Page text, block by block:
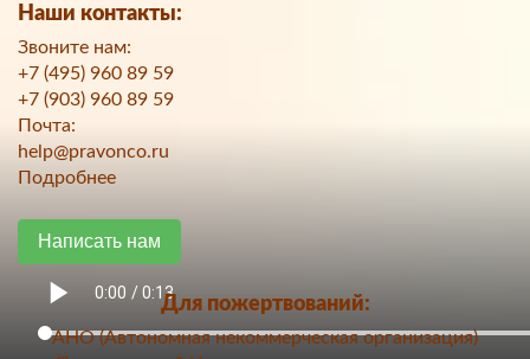
Наши контакты:
Звоните нам:
+7 (495) 960 89 59
+7 (903) 960 89 59
Почта:
help@pravonco.ru
Подробнее
Написать нам
Для пожертвований:
АНО (Автономная некоммерческая организация)